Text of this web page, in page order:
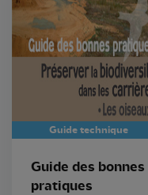
Guide technique
Guide des bonnes
pratiques